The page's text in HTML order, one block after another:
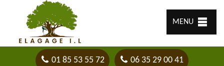
MENU
01 85 53 55 72 06 35 29 00 41